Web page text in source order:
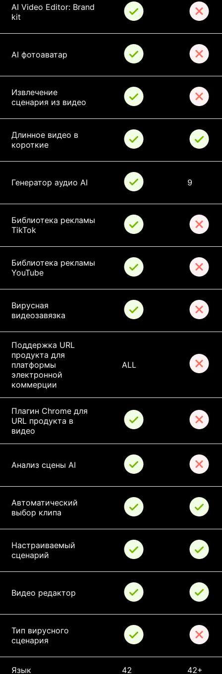
AI Video Editor: Brand
kit
AI фотоаватар
Извлечение
сценария из видео
Длинное видео в
короткие
Генератор аудио AI 9
Библиотека рекламы
TikTok
Библиотека рекламы
YouTube
Вирусная
видеозавязка
Поддержка URL
продукта для
платформы
электронной
коммерции
ALL
Плагин Chrome для
URL продукта в
видео
Анализ сцены AI
Автоматический
выбор клипа
Настраиваемый
сценарий
Видео редактор
Тип вирусного
сценария
Язык 42 42+